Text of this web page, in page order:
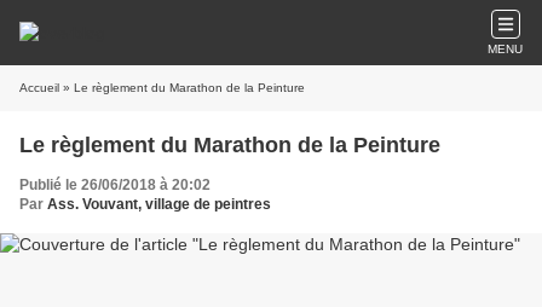
MENU
Accueil » Le règlement du Marathon de la Peinture
Le règlement du Marathon de la Peinture
Publié le 26/06/2018 à 20:02
Par Ass. Vouvant, village de peintres